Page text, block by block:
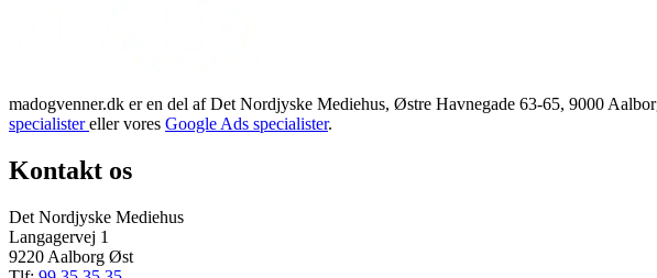
madogvenner.dk er en del af Det Nordjyske Mediehus, Østre Havnegade 63-65, 9000
specialistereller vores Google Ads specialister.
Kontakt os
Det Nordjyske Mediehus
Langagervej 1
9220 Aalborg Øst